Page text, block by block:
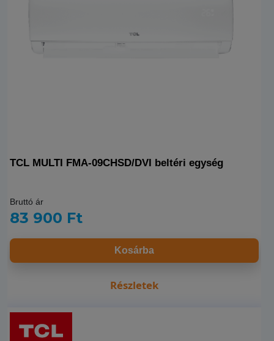
TCL MULTI FMA-09CHSD/DVI beltéri egység
Bruttó ár
83 900 Ft
Kosárba
Részletek